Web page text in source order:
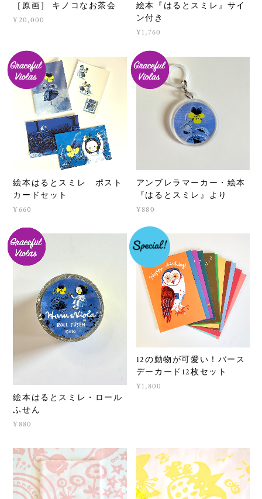
［原画］ キノコなお茶会
¥20,000
絵本『はるとスミレ』サイ
ン付き
¥1,760
絵本はるとスミレ ポスト
カードセット
¥660
アンブレラマーカー・絵本
『はるとスミレ』より
¥880
絵本はるとスミレ・ロール
ふせん
¥880
12の動物が可愛い！バース
デーカード12枚セット
¥1,800